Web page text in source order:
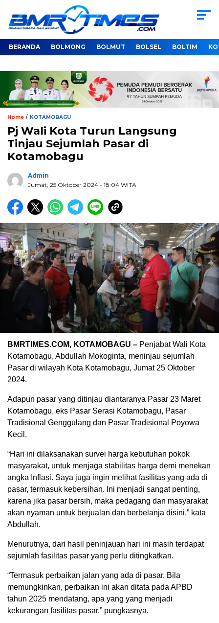
BERANDA BOLMONG BOLMUT BOLSEL BOLTIM
Home / KOTAMOBAGU
Pj Wali Kota Turun Langsung
Tinjau Sejumlah Pasar di
Kotamobagu
Admin
Jumat, 25 Oktober 2024 - 18:04 WITA
BMRTIMES.COM, KOTAMOBAGU – Penjabat Wali Kota
Kotamobagu, Abdullah Mokoginta, meninjau sejumlah
Pasar di wilayah Kota Kotamobagu, Jumat 25 Oktober
2024.
Adapun pasar yang ditinjau diantaranya Pasar 23 Maret
Kotamobagu, eks Pasar Serasi Kotamobagu, Pasar
Tradisional Genggulang dan Pasar Tradisional Poyowa
Kecil.
“Hari ini dilaksanakan survei harga kebutuhan pokok
masyarakat, untuk menjaga stabilitas harga demi menekan
angka Inflasi. Saya juga ingin melihat fasilitas yang ada di
pasar, termasuk kebersihan. Ini menjadi sangat penting,
karena jika pasar bersih, maka pedagang dan masyarakat
akan nyaman untuk berjualan dan berbelanja disini,” kata
Abdullah.
Menurutnya, dari hasil peninjauan hari ini masih terdapat
sejumlah fasilitas pasar yang perlu ditingkatkan.
“Termasuk perbaikan jalan yang ada di pasar. Bila
memungkinkan, perbaikan ini akan ditata pada APBD
tahun 2025 mendatang, apa yang yang menjadi
kekurangan fasilitas pasar,” pungkasnya.